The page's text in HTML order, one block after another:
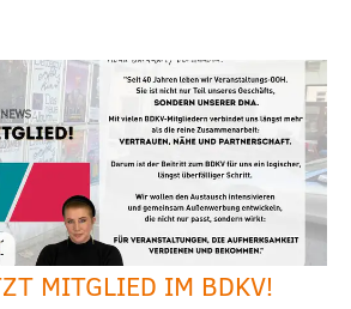
MITGLIED IM BDKV!